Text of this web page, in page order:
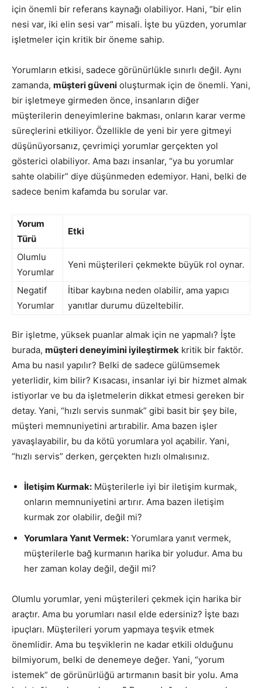
için önemli bir referans kaynağı olabiliyor. Hani, “bir elin
nesi var, iki elin sesi var” misali. İşte bu yüzden, yorumlar
işletmeler için kritik bir öneme sahip.
Yorumların etkisi, sadece görünürlükle sınırlı değil. Aynı
zamanda, müşteri güveni oluşturmak için de önemli. Yani,
bir işletmeye girmeden önce, insanların diğer
müşterilerin deneyimlerine bakması, onların karar verme
süreçlerini etkiliyor. Özellikle de yeni bir yere gitmeyi
düşünüyorsanız, çevrimiçi yorumlar gerçekten yol
gösterici olabiliyor. Ama bazı insanlar, “ya bu yorumlar
sahte olabilir” diye düşünmeden edemiyor. Hani, belki de
sadece benim kafamda bu sorular var.
Yorum
Türü
Etki
Olumlu
Yorumlar
Yeni müşterileri çekmekte büyük rol oynar.
Negatif
Yorumlar
İtibar kaybına neden olabilir, ama yapıcı
yanıtlar durumu düzeltebilir.
Bir işletme, yüksek puanlar almak için ne yapmalı? İşte
burada, müşteri deneyimini iyileştirmek kritik bir faktör.
Ama bu nasıl yapılır? Belki de sadece gülümsemek
yeterlidir, kim bilir? Kısacası, insanlar iyi bir hizmet almak
istiyorlar ve bu da işletmelerin dikkat etmesi gereken bir
detay. Yani, “hızlı servis sunmak” gibi basit bir şey bile,
müşteri memnuniyetini artırabilir. Ama bazen işler
yavaşlayabilir, bu da kötü yorumlara yol açabilir. Yani,
“hızlı servis” derken, gerçekten hızlı olmalısınız.
İletişim Kurmak: Müşterilerle iyi bir iletişim kurmak,
onların memnuniyetini artırır. Ama bazen iletişim
kurmak zor olabilir, değil mi?
Yorumlara Yanıt Vermek: Yorumlara yanıt vermek,
müşterilerle bağ kurmanın harika bir yoludur. Ama bu
her zaman kolay değil, değil mi?
Olumlu yorumlar, yeni müşterileri çekmek için harika bir
araçtır. Ama bu yorumları nasıl elde edersiniz? İşte bazı
ipuçları. Müşterileri yorum yapmaya teşvik etmek
önemlidir. Ama bu teşviklerin ne kadar etkili olduğunu
bilmiyorum, belki de denemeye değer. Yani, “yorum
istemek” de görünürlüğü artırmanın basit bir yolu. Ama